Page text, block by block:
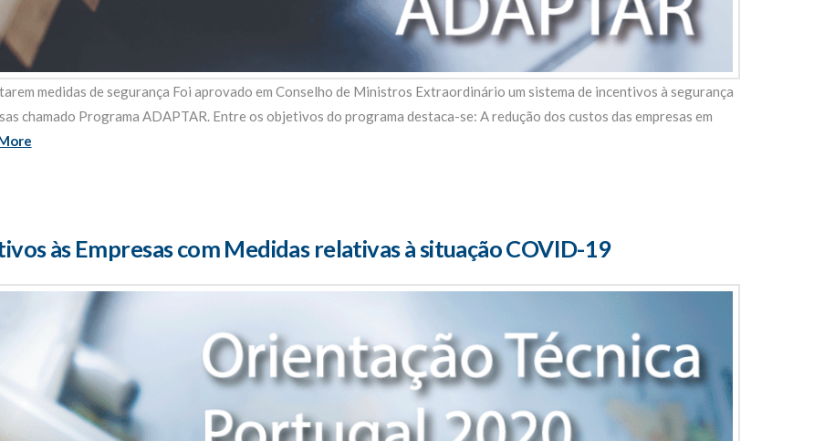
medidas de segurança Foi aprovado em Conselho de Ministros Extraordinário um sistema de incentivos à segurança
chamado Programa ADAPTAR. Entre os objetivos do programa destaca-se: A redução dos custos das empresas em
às Empresas com Medidas relativas à situação COVID-19